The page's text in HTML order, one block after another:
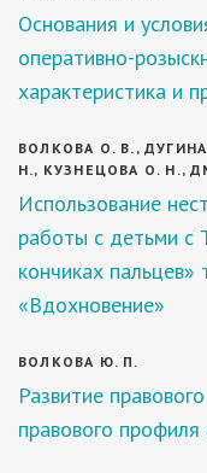
Основания и
оперативно-
характеристика и
ВОЛКОВА О. В.,
Н., КУЗНЕЦОВА О. Н.,
Использование
работы с детьми с
кончиках пальцев»
«Вдохновение»
ВОЛКОВА Ю. П.
Развитие
правового профиля